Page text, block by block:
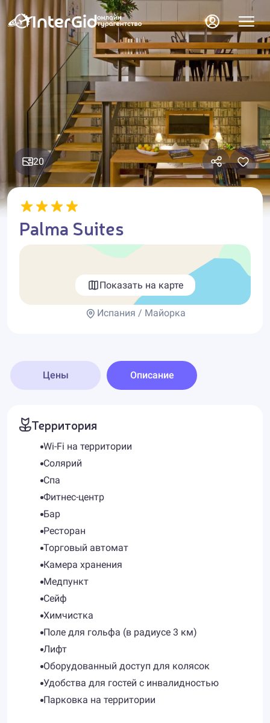
20
Palma Suites
Показать на карте
Испания / Майорка
Цены Описание
Территория
Wi-Fi на территории
Солярий
Спа
Фитнес-центр
Бар
Ресторан
Торговый автомат
Камера хранения
Медпункт
Сейф
Химчистка
Поле для гольфа (в радиусе 3 км)
Лифт
Оборудованный доступ для колясок
Удобства для гостей с инвалидностью
Парковка на территории